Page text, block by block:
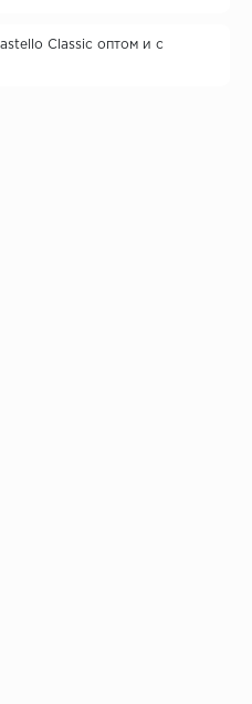
Classic оптом и с